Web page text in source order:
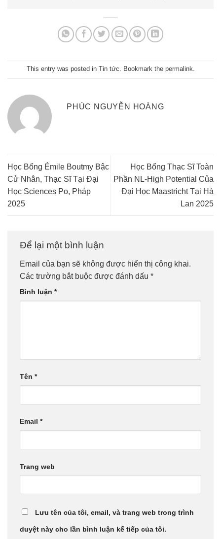
This entry was posted in Tin tức. Bookmark the permalink.
PHÚC NGUYỄN HOÀNG
Học Bổng Émile Boutmy Bậc
Cử Nhân, Thạc Sĩ Tại Đại
Học Sciences Po, Pháp
2025
Học Bổng Thạc Sĩ Toàn
Phần NL-High Potential Của
Đại Học Maastricht Tại Hà
Lan 2025
Để lại một bình luận
Email của bạn sẽ không được hiển thị công khai.
Các trường bắt buộc được đánh dấu *
Bình luận *
Tên *
Email *
Trang web
Lưu tên của tôi, email, và trang web trong trình
duyệt này cho lần bình luận kế tiếp của tôi.